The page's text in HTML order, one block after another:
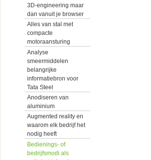
3D-engineering maar
dan vanuit je browser
Alles van stal met
compacte
motoraansturing
Analyse
smeermiddelen
belangrijke
informatiebron voor
Tata Steel
Anodiseren van
aluminium
Augmented reality en
waarom elk bedrijf het
nodig heeft
Bedienings- of
bedrijfsmodi als